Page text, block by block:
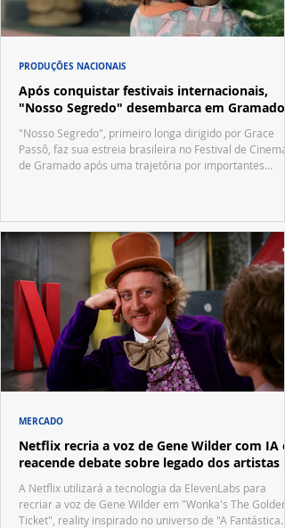
Após conquistar festivais internacionais,
"Nosso Segredo" desembarca em Gramado
"Nosso Segredo", primeiro longa dirigido por Grace
Passô, faz sua estreia brasileira no Festival de Cinema
de Gramado após uma trajetória por importantes
PRODUÇÕES NACIONAIS
Netflix recria a voz de Gene Wilder com IA e
reacende debate sobre legado dos artistas
A Netflix utilizará a tecnologia da ElevenLabs para
recriar a voz de Gene Wilder em "Wonka's The Golden
Ticket", reality inspirado no universo de "A Fantástica
MERCADO